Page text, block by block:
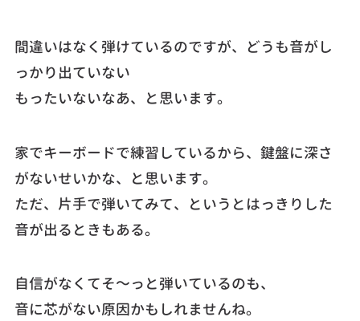
間違いはなく弾けているのですが、どうも音がし
っかり出ていない
もったいないなあ、と思います。
家でキーボードで練習しているから、鍵盤に深さ
がないせいかな、と思います。
ただ、片手で弾いてみて、というとはっきりした
音が出るときもある。
自信がなくてそ～っと弾いているのも、
音に芯がない原因かもしれませんね。